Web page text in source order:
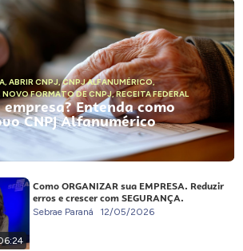
, ABRIR CNPJ,CNPJ ALFANUMÉRICO,
NOVO FORMATO DE CNPJ,RECEITA FEDERAL
Entenda como
CNPJ Alfanumérico
Como ORGANIZAR sua EMPRESA. Reduzir
erros e crescer com SEGURANÇA.
Sebrae Paraná 12/05/2026